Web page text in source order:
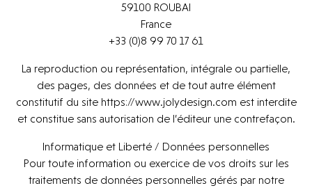
Derniers projets
Archives
Archives
Actualités
Actualités
Presse
Presse
L’agence
Contact
59100 ROUBAI
France
+33 (0)8 99 70 17 61
La reproduction ou représentation, intégrale ou partielle,
des pages, des données et de tout autre élément
constitutif du site https://www.jolydesign.com est interdite
et constitue sans autorisation de l’éditeur une contrefaçon.
Informatique et Liberté / Données personnelles
Pour toute information ou exercice de vos droits sur les
traitements de données personnelles gérés par notre